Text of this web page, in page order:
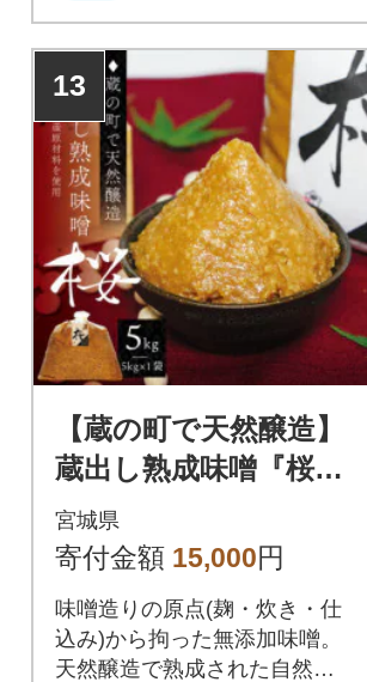
13
【蔵の町で天然醸造】
蔵出し熟成味噌『桜』
5kg×1袋(無添加・国産
原材料)桜中味噌店
宮城県
寄付金額 15,000円
味噌造りの原点(麹・炊き・仕
込み)から拘った無添加味噌。
天然醸造で熟成された自然の